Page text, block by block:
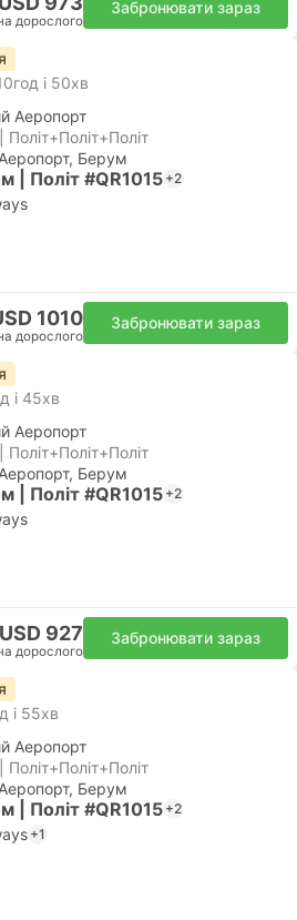
дорослого
Забронювати зараз
і 50хв
Аеропорт
Берум
| Політ #QR1015 +2
1010
дорослого
Забронювати зараз
і 45хв
Аеропорт
Берум
| Політ #QR1015 +2
USD 927
дорослого
Забронювати зараз
і 55хв
Аеропорт
Берум
| Політ #QR1015 +2
+1